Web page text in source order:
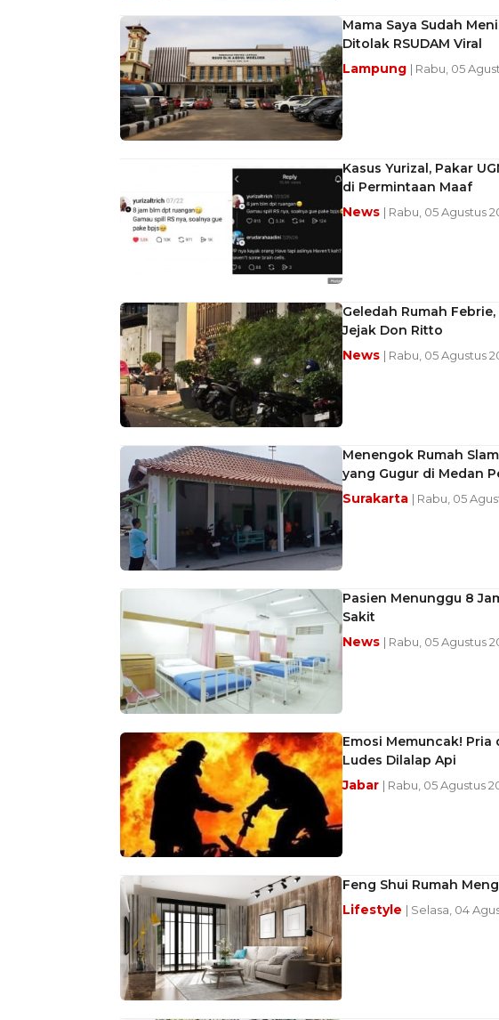
Mama Saya Sudah
Ditolak RSUDAM Viral
Lampung | Rabu, 05
Kasus Yurizal, Pakar
di Permintaan Maaf
News | Rabu, 05 Agustus
Geledah Rumah
Jejak Don Ritto
News | Rabu, 05 Agustus
Menengok Rumah
yang Gugur di Medan
Surakarta | Rabu, 05
Pasien Menunggu 8
Sakit
News | Rabu, 05 Agustus
Emosi Memuncak! Pria
Ludes Dilalap Api
Jabar | Rabu, 05 Agustus
Feng Shui Rumah
Lifestyle | Selasa, 04